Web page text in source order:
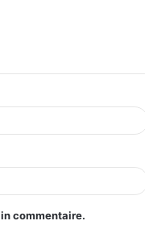
commentaire.